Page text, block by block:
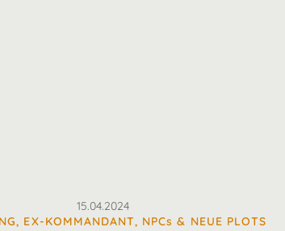
15.04.2024
EX-KOMMANDANT, NPCs & NEUE PLOTS